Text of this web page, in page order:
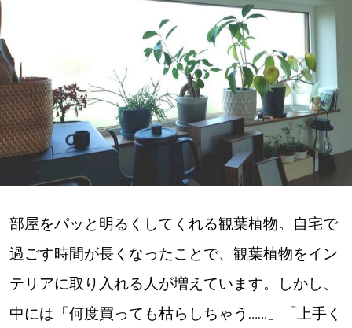
ゆるむ
SitakkeTV
all
札幌
道北
部屋をパッと明るくしてくれる観葉植物。自宅で
過ごす時間が長くなったことで、観葉植物をイン
テリアに取り入れる人が増えています。しかし、
中には「何度買っても枯らしちゃう……」「上手く